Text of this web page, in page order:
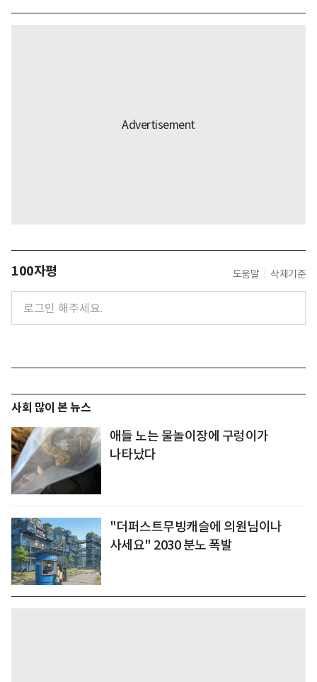
100자평 도움말 삭제기준
사회 많이 본 뉴스
애들 노는 물놀이장에 구렁이가
나타났다
"더퍼스트무빙캐슬에 의원님이나
사세요" 2030 분노 폭발